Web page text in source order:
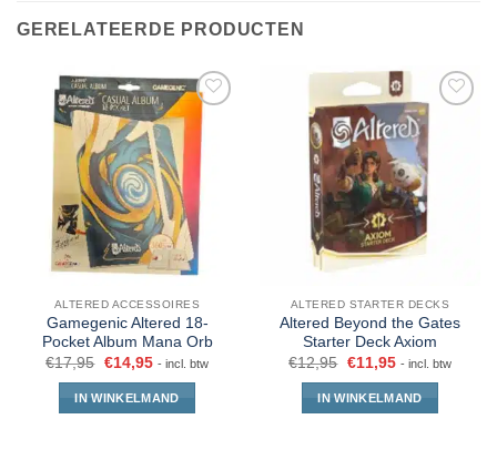
GERELATEERDE PRODUCTEN
ALTERED ACCESSOIRES
Gamegenic Altered 18-
Pocket Album Mana Orb
€17,95 €14,95 - incl. btw
IN WINKELMAND
ALTERED STARTER DECKS
Altered Beyond the Gates
Starter Deck Axiom
€12,95 €11,95 - incl. btw
IN WINKELMAND